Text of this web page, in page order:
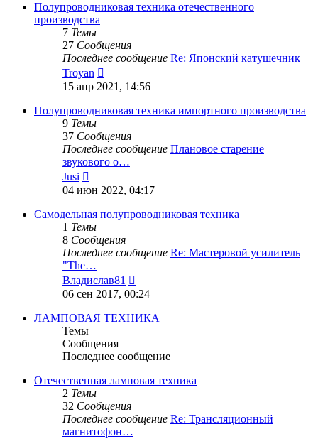
Полупроводниковая техника отечественного
производства
7 Темы
27 Сообщения
Последнее сообщение Re: Японский катушечник
Troyan
к
сообщению
15 апр 2021, 14:56
Полупроводниковая техника импортного производства
9 Темы
37 Сообщения
Последнее сообщение Плановое старение
звукового о…
Jusi
к
сообщению
04 июн 2022, 04:17
Самодельная полупроводниковая техника
1 Темы
8 Сообщения
Последнее сообщение Re: Мастеровой усилитель
"The…
Владислав81
к
сообщению
06 сен 2017, 00:24
ЛАМПОВАЯ ТЕХНИКА
Темы
Сообщения
Последнее сообщение
Отечественная ламповая техника
2 Темы
32 Сообщения
Последнее сообщение Re: Трансляционный
магнитофон…